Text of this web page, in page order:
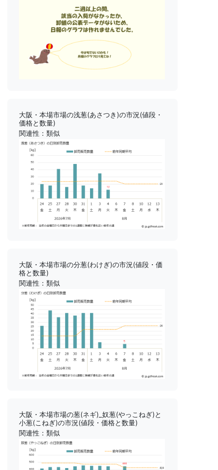
大阪・本場市場の浅葱(あさつき)の市況(値段・
価格と数量)
関連性：類似
大阪・本場市場の分葱(わけぎ)の市況(値段・価
格と数量)
関連性：類似
大阪・本場市場の葱(ネギ)_奴葱(やっこねぎ)と
小葱(こねぎ)の市況(値段・価格と数量)
関連性：類似